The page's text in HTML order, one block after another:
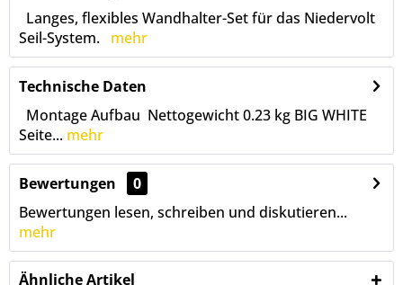
Langes, flexibles Wandhalter-Set für das Niedervolt
Seil-System. mehr
Technische Daten
Montage Aufbau Nettogewicht 0.23 kg BIG WHITE
Seite... mehr
Bewertungen
0
Bewertungen lesen, schreiben und diskutieren...
mehr
Ähnliche Artikel